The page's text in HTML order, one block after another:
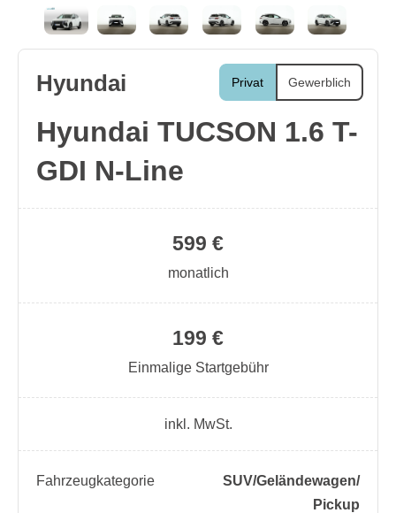
Privat Gewerblich
Hyundai
Hyundai TUCSON 1.6 T-
GDI N-Line
199 €
Einmalige Startgebühr
599 €
monatlich
inkl. MwSt.
Fahrzeugkategorie
SUV/​Geländewagen/​
Pickup